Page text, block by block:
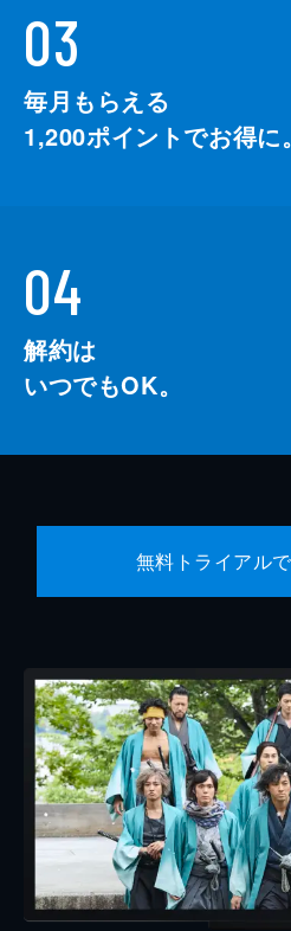
03
毎月もらえる
1,200ポイントでお得に。
04
解約は
いつでもOK。
無料トライアル